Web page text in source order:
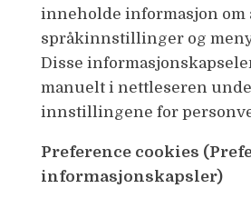
inneholde informasjon om
språkinnstillinger og
Disse
manuelt i nettleseren
innstillingene for
Preference cookies
informasjonskapsler)